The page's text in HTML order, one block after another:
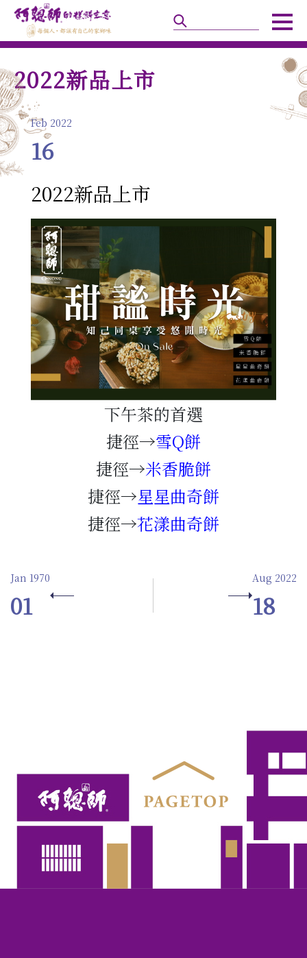
2022新品上市
Feb 2022
16
2022新品上市
下午茶的首選
捷徑→雪Q餅
捷徑→米香脆餅
捷徑→星星曲奇餅
捷徑→花漾曲奇餅
Jan 1970
01
Aug 2022
18